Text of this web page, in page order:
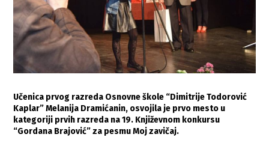
Učenica prvog razreda Osnovne škole “Dimitrije Todorović
Kaplar” Melanija Dramićanin, osvojila je prvo mesto u
kategoriji prvih razreda na 19. Književnom konkursu
“Gordana Brajović” za pesmu Moj zavičaj.